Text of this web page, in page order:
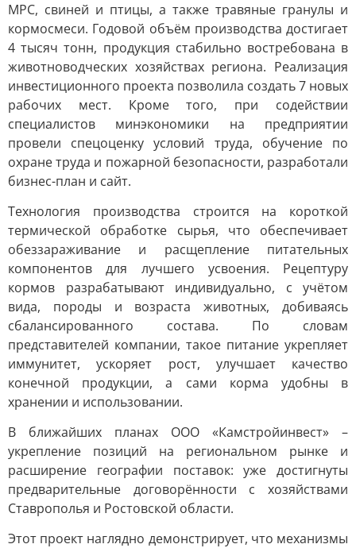
МРС, свиней и птицы, а также травяные гранулы и
кормосмеси. Годовой объём производства достигает
4 тысяч тонн, продукция стабильно востребована в
животноводческих хозяйствах региона. Реализация
инвестиционного проекта позволила создать 7 новых
рабочих мест. Кроме того, при содействии
специалистов минэкономики на предприятии
провели спецоценку условий труда, обучение по
охране труда и пожарной безопасности, разработали
бизнес-план и сайт.
Технология производства строится на короткой
термической обработке сырья, что обеспечивает
обеззараживание и расщепление питательных
компонентов для лучшего усвоения. Рецептуру
кормов разрабатывают индивидуально, с учётом
вида, породы и возраста животных, добиваясь
сбалансированного состава. По словам
представителей компании, такое питание укрепляет
иммунитет, ускоряет рост, улучшает качество
конечной продукции, а сами корма удобны в
хранении и использовании.
В ближайших планах ООО «Камстройинвест» –
укрепление позиций на региональном рынке и
расширение географии поставок: уже достигнуты
предварительные договорённости с хозяйствами
Ставрополья и Ростовской области.
Этот проект наглядно демонстрирует, что механизмы